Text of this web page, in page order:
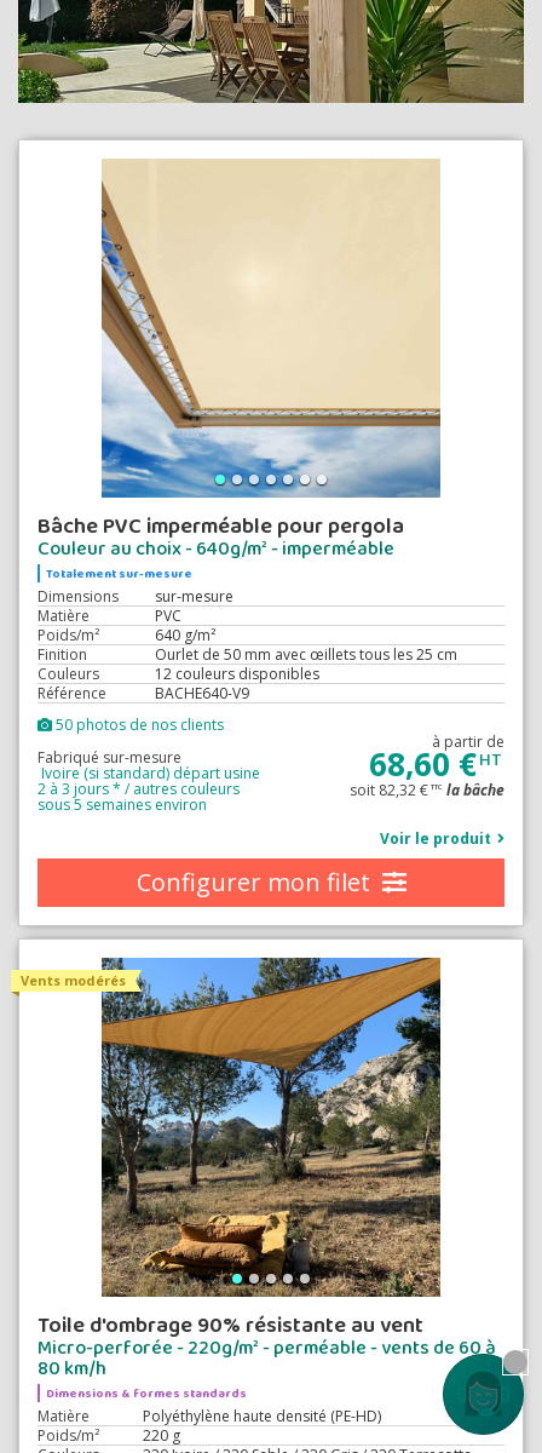
Bâche PVC imperméable pour pergola
Couleur au choix - 640g/m² - imperméable
Totalement sur-mesure
Dimensions
sur-mesure
Matière
PVC
Poids/m²
640 g/m²
Finition
Ourlet de 50 mm avec œillets tous les 25 cm
Couleurs
12 couleurs disponibles
Référence
BACHE640-V9
50 photos de nos clients
à partir de
68,60 €HT
soit 82,32 € TTC la bâche
Fabriqué sur-mesure
Ivoire (si standard) départ usine
2 à 3 jours * / autres couleurs
sous 5 semaines environ
Voir le produit
Configurer mon filet
Vents modérés
Toile d'ombrage 90% résistante au vent
Micro-perforée - 220g/m² - perméable - vents de 60 à
80 km/h
Dimensions & formes standards
Matière
Polyéthylène haute densité (PE-HD)
Poids/m²
220 g